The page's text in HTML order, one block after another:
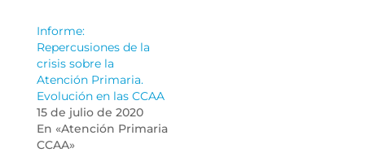
Informe:
Repercusiones de la
crisis sobre la
Atención Primaria.
Evolución en las CCAA
15 de julio de 2020
En «Atención Primaria
CCAA»